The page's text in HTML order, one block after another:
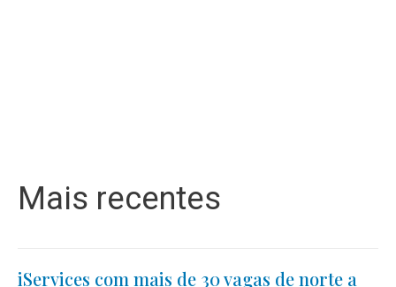
Mais recentes
iServices com mais de 30 vagas de norte a